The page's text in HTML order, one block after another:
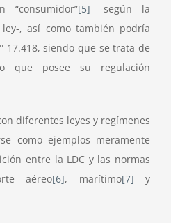
[5] -según la
, así como también podría
17.418, siendo que se trata de
que posee su regulación
diferentes leyes y regímenes
como ejemplos meramente
entre la LDC y las normas
aéreo[6], marítimo[7] y